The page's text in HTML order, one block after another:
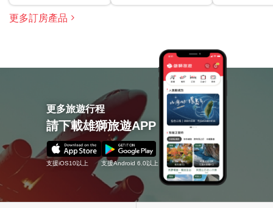
更多訂房產品
更多旅遊行程
請下載雄獅旅遊APP
支援iOS10以上 支援Android 6.0以上